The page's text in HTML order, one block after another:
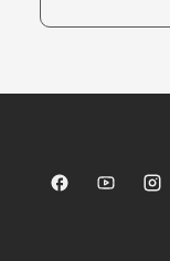
Sparkasse auf